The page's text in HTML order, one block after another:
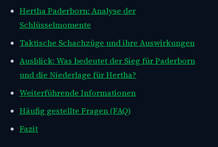
Hertha Paderborn: Analyse der
Schlüsselmomente
Taktische Schachzüge und ihre Auswirkungen
Ausblick: Was bedeutet der Sieg für Paderborn
und die Niederlage für Hertha?
Weiterführende Informationen
Häufig gestellte Fragen (FAQ)
Fazit